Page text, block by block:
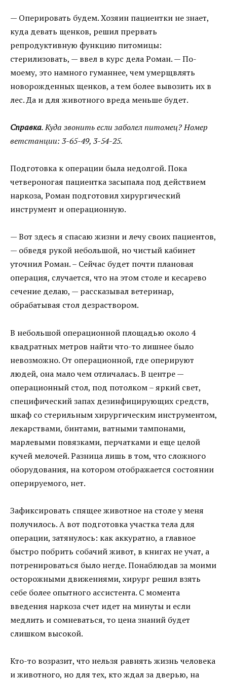
— Оперировать будем. Хозяин пациентки не знает,
куда девать щенков, решил прервать
репродуктивную функцию питомицы:
стерилизовать, — ввел в курс дела Роман. — По-
моему, это намного гуманнее, чем умерщвлять
новорожденных щенков, а тем более вывозить их в
лес. Да и для животного вреда меньше будет.
Справка. Куда звонить если заболел питомец? Номер
ветстанции: 3-65-49, 3-54-25.
Подготовка к операции была недолгой. Пока
четвероногая пациентка засыпала под действием
наркоза, Роман подготовил хирургический
инструмент и операционную.
— Вот здесь я спасаю жизни и лечу своих пациентов,
— обведя рукой небольшой, но чистый кабинет
уточнил Роман. – Сейчас будет почти плановая
операция, случается, что на этом столе и кесарево
сечение делаю, — рассказывал ветеринар,
обрабатывая стол дезраствором.
В небольшой операционной площадью около 4
квадратных метров найти что-то лишнее было
невозможно. От операционной, где оперируют
людей, она мало чем отличалась. В центре —
операционный стол, под потолком – яркий свет,
специфический запах дезинфицирующих средств,
шкаф со стерильным хирургическим инструментом,
лекарствами, бинтами, ватными тампонами,
марлевыми повязками, перчатками и еще целой
кучей мелочей. Разница лишь в том, что сложного
оборудования, на котором отображается состоянии
оперируемого, нет.
Зафиксировать спящее животное на столе у меня
получилось. А вот подготовка участка тела для
операции, затянулось: как аккуратно, а главное
быстро побрить собачий живот, в книгах не учат, а
потренироваться было негде. Понаблюдав за моими
осторожными движениями, хирург решил взять
себе более опытного ассистента. С момента
введения наркоза счет идет на минуты и если
медлить и сомневаться, то цена знаний будет
слишком высокой.
Кто-то возразит, что нельзя равнять жизнь человека
и животного, но для тех, кто ждал за дверью, на